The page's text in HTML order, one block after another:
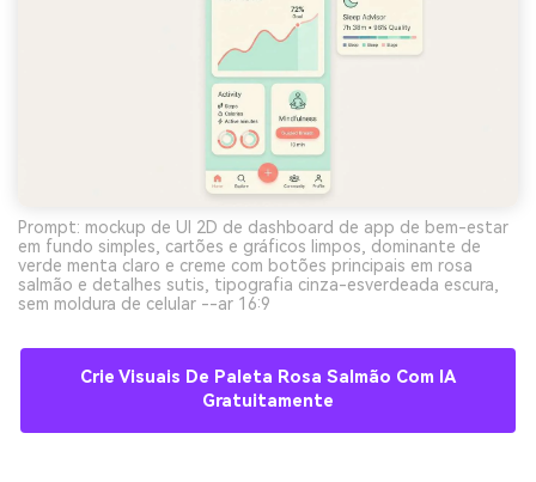
Prompt: mockup de UI 2D de dashboard de app de bem-estar
em fundo simples, cartões e gráficos limpos, dominante de
verde menta claro e creme com botões principais em rosa
salmão e detalhes sutis, tipografia cinza-esverdeada escura,
sem moldura de celular --ar 16:9
Crie Visuais De Paleta Rosa Salmão Com IA
Gratuitamente